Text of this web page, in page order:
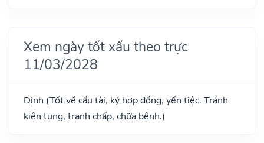
Xem ngày tốt xấu theo trực
11/03/2028
Định (Tốt về cầu tài, ký hợp đồng, yến tiệc. Tránh
kiện tụng, tranh chấp, chữa bệnh.)